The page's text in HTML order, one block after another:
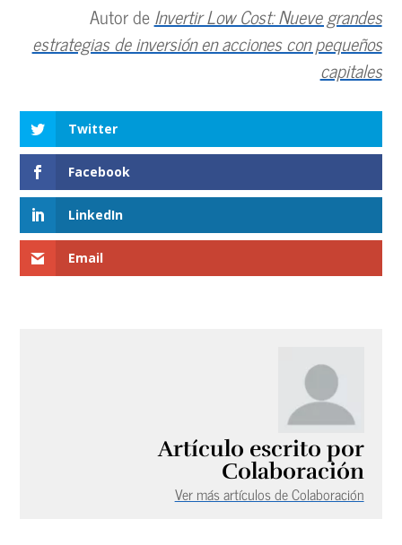
Autor deInvertir Low Cost: Nueve grandes
estrategias de inversión en acciones con pequeños
capitales
Twitter
Facebook
LinkedIn
Email
Artículo escrito por
Colaboración
Ver más artículos de Colaboración